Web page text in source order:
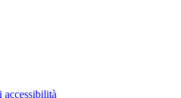
accessibilità